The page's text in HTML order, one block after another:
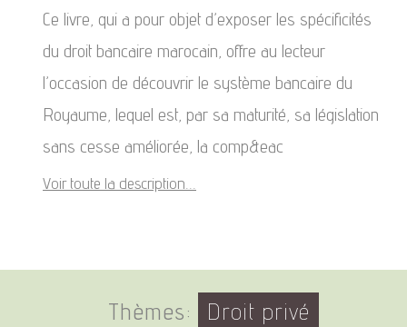
Ce livre, qui a pour objet d’exposer les spécificités
du droit bancaire marocain, offre au lecteur
l’occasion de découvrir le système bancaire du
Royaume, lequel est, par sa maturité, sa législation
sans cesse améliorée, la comp&eac
Voir toute la description...
Thèmes: Droit privé